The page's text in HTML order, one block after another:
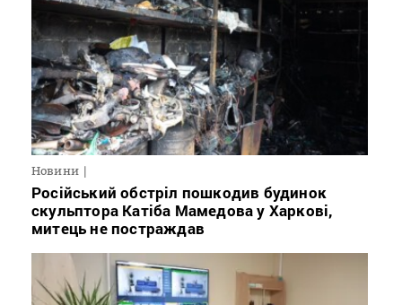
Новини
Російський обстріл пошкодив будинок
скульптора Катіба Мамедова у Харкові,
митець не постраждав